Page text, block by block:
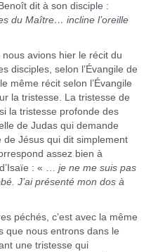
dit à son disciple :
du Maître… incline l’oreille
avions hier le récit du
disciples, selon l’Évangile de
même récit selon l’Évangile
la tristesse. La tristesse de
la tristesse profonde des
de Judas qui demande
Jésus qui dit simplement
assez bien à
: « … je ne me suis pas
J’ai présenté mon dos à
c’est avec la même
que nous entrons dans le
une tristesse qui